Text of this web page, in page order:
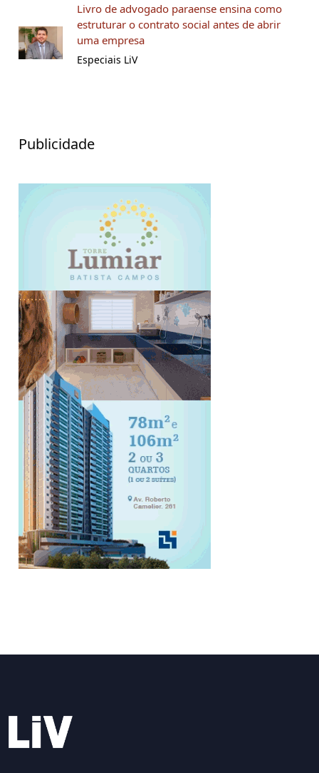
Livro de advogado paraense ensina como
estruturar o contrato social antes de abrir
uma empresa
Especiais LiV
Publicidade